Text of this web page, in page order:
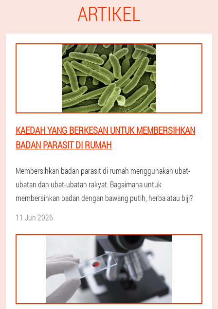
ARTIKEL
KAEDAH YANG BERKESAN UNTUK MEMBERSIHKAN
BADAN PARASIT DI RUMAH
Membersihkan badan parasit di rumah menggunakan ubat-
ubatan dan ubat-ubatan rakyat. Bagaimana untuk
membersihkan badan dengan bawang putih, herba atau biji?
11 Jun 2026